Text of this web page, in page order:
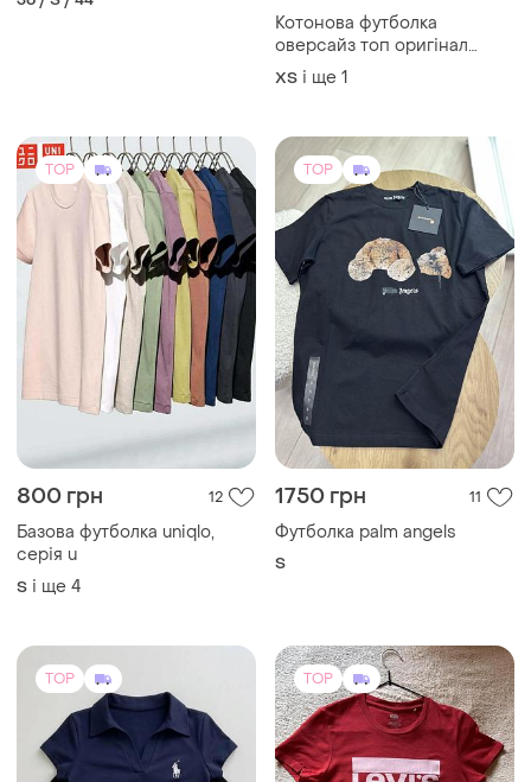
Котонова футболка
оверсайз топ оригінал
adidas originals
ХS і ще 1
TOP
800 грн 12
Базова футболка uniqlo,
серія u
S і ще 4
TOP
1750 грн 11
Футболка palm angels
S
TOP TOP